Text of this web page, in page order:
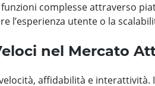
complesse attraverso
l’esperienza utente o la
nel Mercato
affidabilità e interattività.